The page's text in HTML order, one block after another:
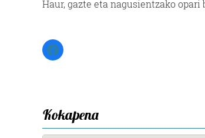
Haur, gazte eta nagusientzako opari
Facebook
Kokapena